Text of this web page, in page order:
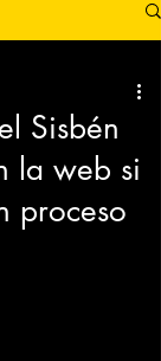
Sisbén
la web si
proceso